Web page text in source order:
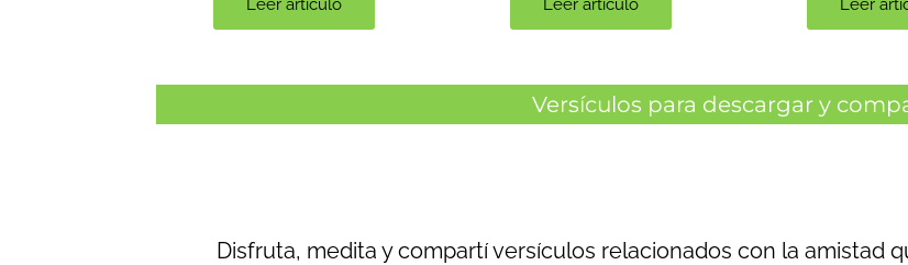
Leer artículo Leer artículo Leer
Versículos para descargar y
Disfruta, medita y compartí versículos relacionados con la amistad